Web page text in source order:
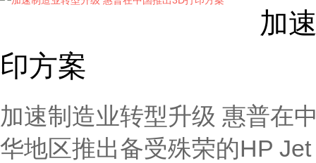
加
印方案
加速制造业转型升级 惠普在
华地区推出备受殊荣的HP